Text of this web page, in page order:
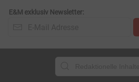
E&M exklusiv Newsletter: